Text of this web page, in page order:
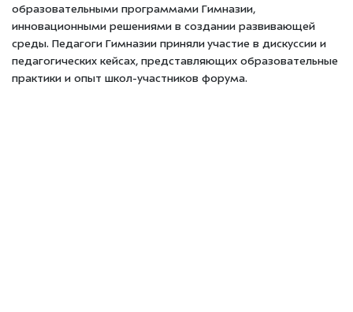
образовательными программами Гимназии,
инновационными решениями в создании развивающей
среды. Педагоги Гимназии приняли участие в дискуссии и
педагогических кейсах, представляющих образовательные
практики и опыт школ-участников форума.